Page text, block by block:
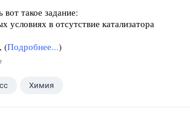
такое задание:
в отсутствие катализатора
(Подробнее...)
Химия